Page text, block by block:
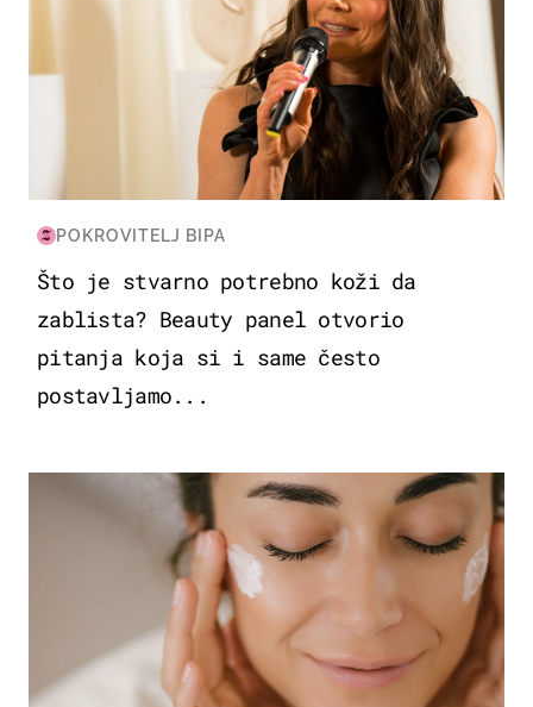
POKROVITELJ BIPA
Što je stvarno potrebno koži da
zablista? Beauty panel otvorio
pitanja koja si i same često
postavljamo...
MODA & LJEPOTA